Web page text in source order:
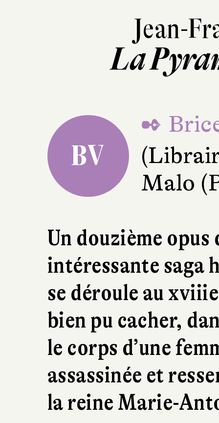
Jean-
La
BV
✒
Malo
Un douzième
intéressante
se déroule au
bien pu cacher,
le corps d’une
assassinée et
la reine Marie-